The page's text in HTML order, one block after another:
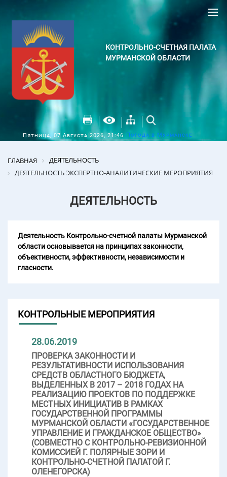
КОНТРОЛЬНО-СЧЕТНАЯ ПАЛАТА
МУРМАНСКОЙ ОБЛАСТИ
Пятница, 07 Августа 2026, 21:46 Погода в Мурманске
ГЛАВНАЯ
ДЕЯТЕЛЬНОСТЬ
ДЕЯТЕЛЬНОСТЬ ЭКСПЕРТНО-АНАЛИТИЧЕСКИЕ МЕРОПРИЯТИЯ
ДЕЯТЕЛЬНОСТЬ
Деятельность Контрольно-счетной палаты Мурманской
области основывается на принципах законности,
объективности, эффективности, независимости и
гласности.
КОНТРОЛЬНЫЕ МЕРОПРИЯТИЯ
28.06.2019
ПРОВЕРКА ЗАКОННОСТИ И
РЕЗУЛЬТАТИВНОСТИ ИСПОЛЬЗОВАНИЯ
СРЕДСТВ ОБЛАСТНОГО БЮДЖЕТА,
ВЫДЕЛЕННЫХ В 2017 – 2018 ГОДАХ НА
РЕАЛИЗАЦИЮ ПРОЕКТОВ ПО ПОДДЕРЖКЕ
МЕСТНЫХ ИНИЦИАТИВ В РАМКАХ
ГОСУДАРСТВЕННОЙ ПРОГРАММЫ
МУРМАНСКОЙ ОБЛАСТИ «ГОСУДАРСТВЕННОЕ
УПРАВЛЕНИЕ И ГРАЖДАНСКОЕ ОБЩЕСТВО»
(СОВМЕСТНО С КОНТРОЛЬНО-РЕВИЗИОННОЙ
КОМИССИЕЙ Г. ПОЛЯРНЫЕ ЗОРИ И
КОНТРОЛЬНО-СЧЕТНОЙ ПАЛАТОЙ Г.
ОЛЕНЕГОРСКА)